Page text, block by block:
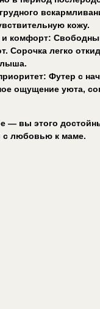
кожу.
и комфорт:
Сорочка легко
Футер с
ощущение уюта,
— вы этого
с любовью к маме.